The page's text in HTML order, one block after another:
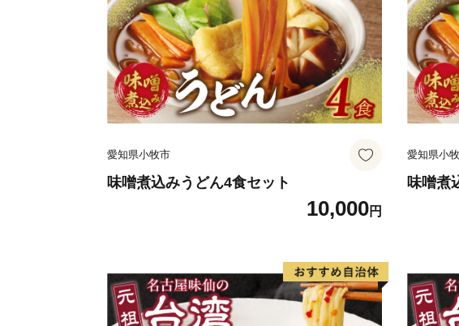
愛知県小牧市
味噌煮込みうどん4食セット
10,000円
愛知県小
味噌煮